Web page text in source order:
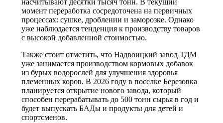
насчитывают десятки тысяч тонн. В текущий
момент переработка сосредоточена на первичных
процессах: сушке, дроблении и заморозке. Однако
уже наблюдается тенденция к производству товаров
с высокой добавленной стоимостью.
Также стоит отметить, что Надвоицкий завод ТДМ
уже занимается производством кормовых добавок
из бурых водорослей для улучшения здоровья
племенных коров. В 2026 году в поселке Березовка
планируется открытие нового завода, который
способен перерабатывать до 500 тонн сырья в год и
будет выпускать БАДы и продукты для детей и
спортсменов.